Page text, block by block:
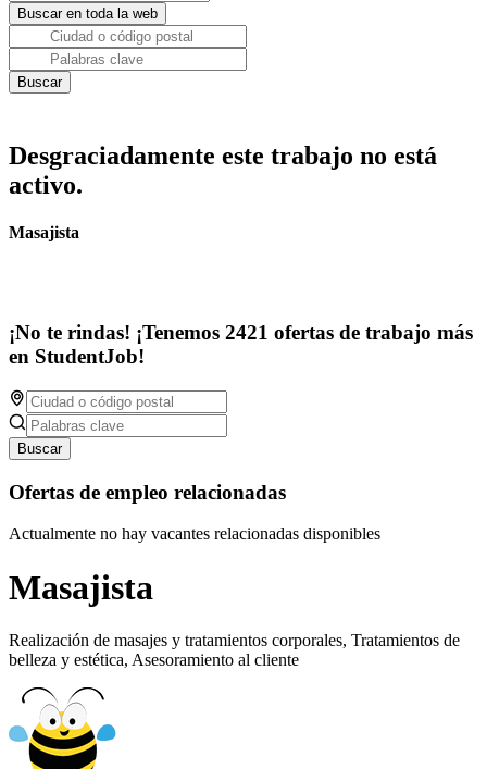
Desgraciadamente este trabajo no está
activo.
Masajista
¡No te rindas! ¡Tenemos 2421 ofertas de trabajo más
en StudentJob!
Buscar
Ofertas de empleo relacionadas
Actualmente no hay vacantes relacionadas disponibles
Masajista
Realización de masajes y tratamientos corporales, Tratamientos de
belleza y estética, Asesoramiento al cliente